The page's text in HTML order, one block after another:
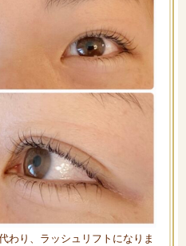
わり、ラッシュリフトになりま